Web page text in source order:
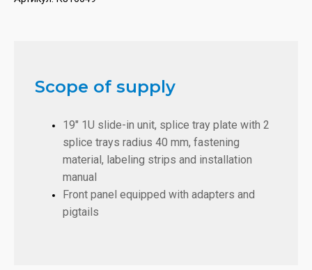
Scope of supply
19" 1U slide-in unit, splice tray plate with 2
splice trays radius 40 mm, fastening
material, labeling strips and installation
manual
Front panel equipped with adapters and
pigtails